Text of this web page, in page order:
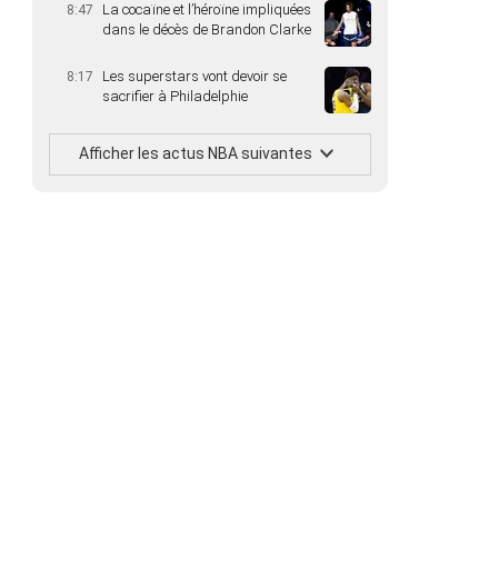
8:47
La cocaïne et l’héroïne impliquées
dans le décès de Brandon Clarke
8:17
Les superstars vont devoir se
sacrifier à Philadelphie
Afficher les actus NBA suivantes